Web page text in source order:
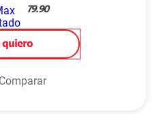
79.90
quiero
Comparar